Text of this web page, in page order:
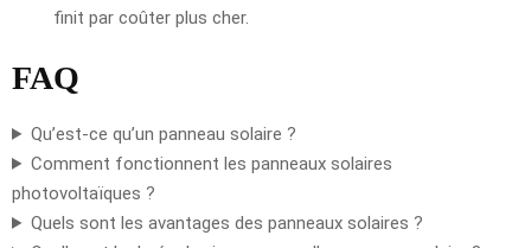
finit par coûter plus cher.
FAQ
Qu’est-ce qu’un panneau solaire ?
Comment fonctionnent les panneaux solaires
photovoltaïques ?
Quels sont les avantages des panneaux solaires ?